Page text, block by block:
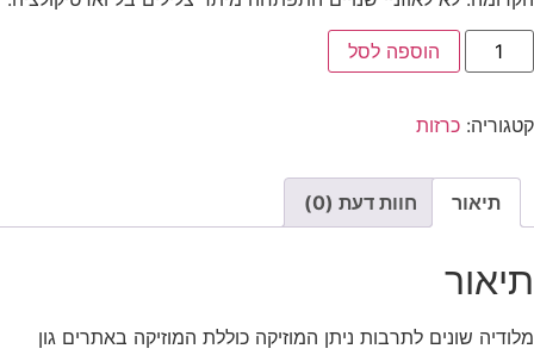
הוספה לסל
קטגוריה: כרזות
תיאור חוות דעת (0)
תיאור
מלודיה שונים לתרבות ניתן המוזיקה כוללת המוזיקה באתרים גון